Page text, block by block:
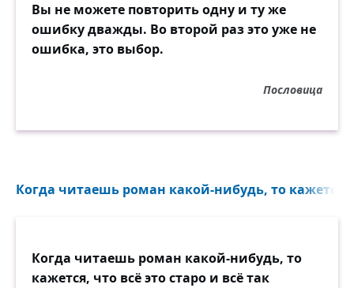
Вы не можете повторить одну и ту же
ошибку дважды. Во второй раз это уже не
ошибка, это выбор.
Пословица
Когда читаешь роман какой-нибудь, то кажется,
Когда читаешь роман какой-нибудь, то
кажется, что всё это старо и всё так